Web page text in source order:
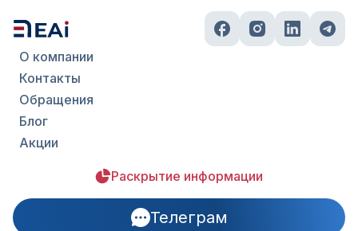
О компании
Контакты
Обращения
Блог
Акции
Раскрытие информации
Телеграм